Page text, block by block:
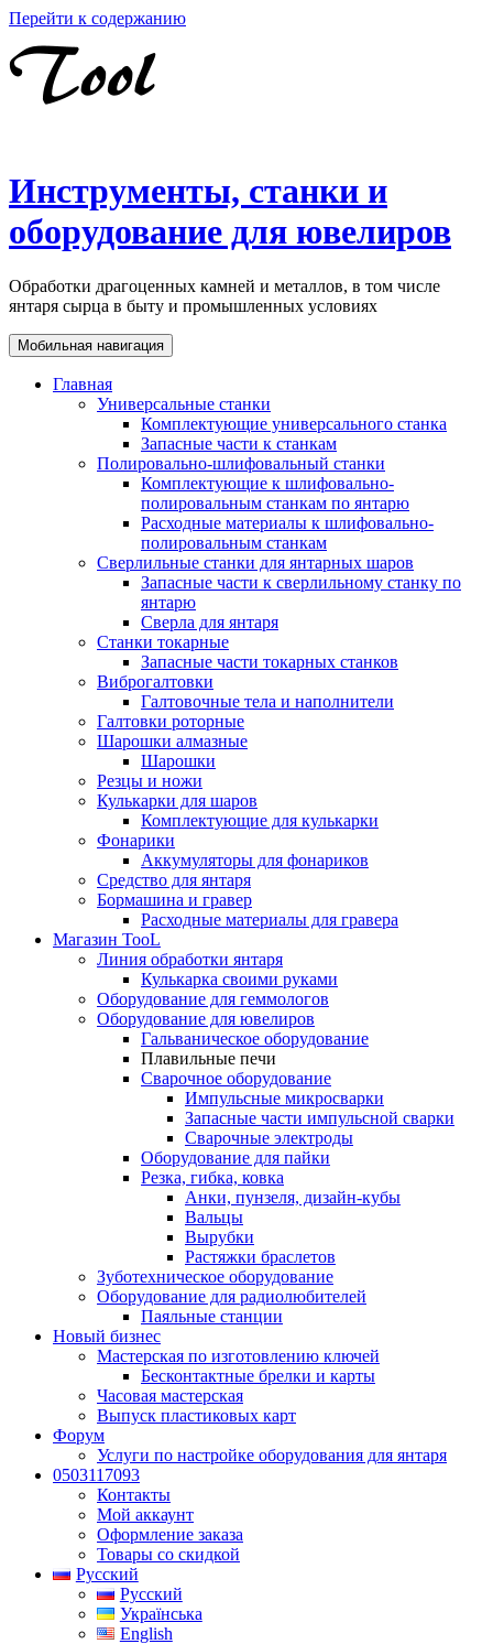
Перейти к содержанию
Инструменты, станки и
оборудование для ювелиров
Обработки драгоценных камней и металлов, в том числе
янтаря сырца в быту и промышленных условиях
Мобильная навигация
Главная
Универсальные станки
Комплектующие универсального станка
Запасные части к станкам
Полировально-шлифовальный станки
Комплектующие к шлифовально-
полировальным станкам по янтарю
Расходные материалы к шлифовально-
полировальным станкам
Сверлильные станки для янтарных шаров
Запасные части к сверлильному станку по
янтарю
Сверла для янтаря
Станки токарные
Запасные части токарных станков
Виброгалтовки
Галтовочные тела и наполнители
Галтовки роторные
Шарошки алмазные
Шарошки
Резцы и ножи
Кулькарки для шаров
Комплектующие для кулькарки
Фонарики
Аккумуляторы для фонариков
Средство для янтаря
Бормашина и гравер
Расходные материалы для гравера
Магазин TooL
Линия обработки янтаря
Кулькарка своими руками
Оборудование для геммологов
Оборудование для ювелиров
Гальваническое оборудование
Плавильные печи
Сварочное оборудование
Импульсные микросварки
Запасные части импульсной сварки
Сварочные электроды
Оборудование для пайки
Резка, гибка, ковка
Анки, пунзеля, дизайн-кубы
Вальцы
Вырубки
Растяжки браслетов
Зуботехническое оборудование
Оборудование для радиолюбителей
Паяльные станции
Новый бизнес
Мастерская по изготовлению ключей
Бесконтактные брелки и карты
Часовая мастерская
Выпуск пластиковых карт
Форум
Услуги по настройке оборудования для янтаря
0503117093
Контакты
Мой аккаунт
Оформление заказа
Товары со скидкой
Русский
Русский
Українська
English